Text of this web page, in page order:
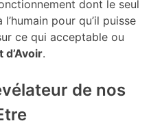
dont le seul
pour qu’il puisse
ce qui acceptable ou
d’Avoir.
de nos